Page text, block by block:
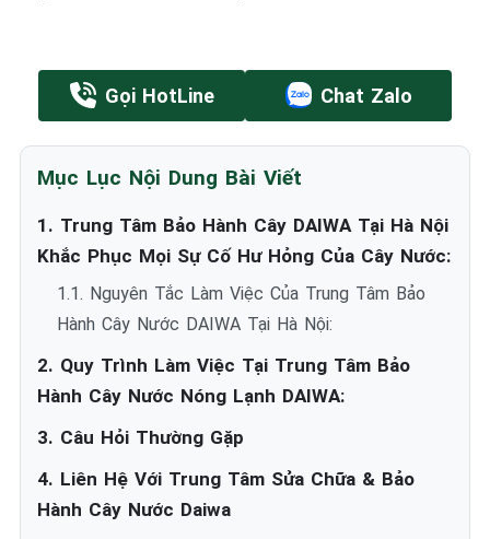
Gọi HotLine Chat Zalo
Mục Lục Nội Dung Bài Viết
1. Trung Tâm Bảo Hành Cây DAIWA Tại Hà Nội
Khắc Phục Mọi Sự Cố Hư Hỏng Của Cây Nước:
1.1. Nguyên Tắc Làm Việc Của Trung Tâm Bảo
Hành Cây Nước DAIWA Tại Hà Nội:
2. Quy Trình Làm Việc Tại Trung Tâm Bảo
Hành Cây Nước Nóng Lạnh DAIWA:
3. Câu Hỏi Thường Gặp
4. Liên Hệ Với Trung Tâm Sửa Chữa & Bảo
Hành Cây Nước Daiwa